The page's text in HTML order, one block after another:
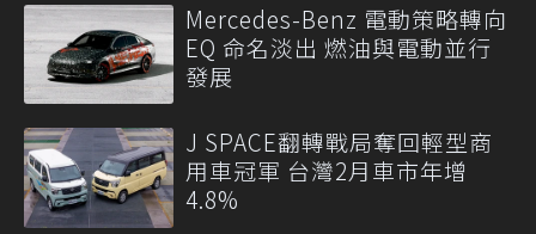
Mercedes-Benz 電動策略轉向
EQ 命名淡出 燃油與電動並行
發展
J SPACE翻轉戰局奪回輕型商
用車冠軍 台灣2月車市年增
4.8%